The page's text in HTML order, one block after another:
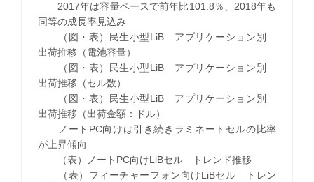
2017年は容量ベースで前年比101.8％、2018年も
同等の成長率見込み
（図・表）民生小型LiB アプリケーション別
出荷推移（電池容量）
（図・表）民生小型LiB アプリケーション別
出荷推移（セル数）
（図・表）民生小型LiB アプリケーション別
出荷推移（出荷金額：ドル）
ノートPC向けは引き続きラミネートセルの比率
が上昇傾向
（表）ノートPC向けLiBセル トレンド推移
（表）フィーチャーフォン向けLiBセル トレン